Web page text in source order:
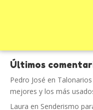
Últimos
Pedro José en
mejores y los más
Laura en Senderismo